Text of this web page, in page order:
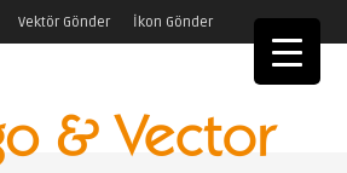
Vektör Gönder
İkon Gönder